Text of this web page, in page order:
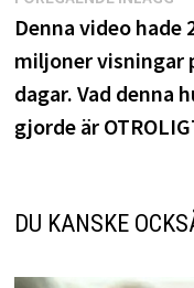
Denna video hade
miljoner visningar
dagar. Vad denna
gjorde är
DU KANSKE